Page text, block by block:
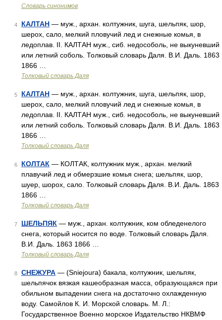
Словарь синонимов
4 КАЛТАН — муж., архан. колтужник, шуга, шельпяк, шор,
шерох, сало, мелкий пловучий лед и снежные комья, в
ледоплав. II. КАЛТАН муж., сиб. недособоль, не выкуневший
или летний соболь. Толковый словарь Даля. В.И. Даль. 1863
1866 …
Толковый словарь Даля
5 КАЛТАН — муж., архан. колтужник, шуга, шельпяк, шор,
шерох, сало, мелкий пловучий лед и снежные комья, в
ледоплав. II. КАЛТАН муж., сиб. недособоль, не выкуневший
или летний соболь. Толковый словарь Даля. В.И. Даль. 1863
1866 …
Толковый словарь Даля
6 КОЛТАК — КОЛТАК, колтужник муж., архан. мелкий
плавучий лед и обмерзшие комья снега; шельпяк, шор,
шуер, шорох, сало. Толковый словарь Даля. В.И. Даль. 1863
1866 …
Толковый словарь Даля
7 ШЕЛЬПЯК — муж., архан. колтужник, ком обледенелого
снега, который носится по воде. Толковый словарь Даля.
В.И. Даль. 1863 1866 …
Толковый словарь Даля
8 СНЕЖУРА — (Sniejoura) бакала, колтужник, шельпяк,
шельпячок вязкая кашеобразная масса, образующаяся при
обильном выпадении снега на достаточно охлажденную
воду. Самойлов К. И. Морской словарь. М. Л.:
Государственное Военно морское Издательство НКВМФ